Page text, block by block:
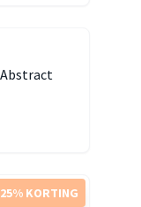
25% KORTING